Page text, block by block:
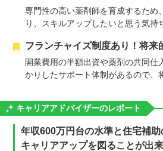
専門性の高い薬剤師を育成するため
り、スキルアップしたいと思う気持
フランチャイズ制度あり！将来
開業費用の半額出資や薬剤の共同
かりしたサポート体制があるので、
キャリアアドバイザーのレポート
年収600万円台の水準と住宅補
キャリアアップを図ることが出